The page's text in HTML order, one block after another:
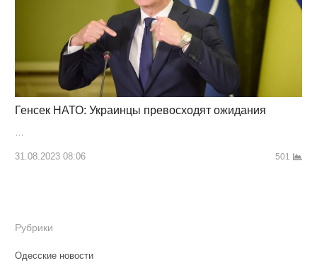
Генсек НАТО: Украинцы превосходят ожидания
31.08.2023 08:06 501
Рубрики
Одесские новости